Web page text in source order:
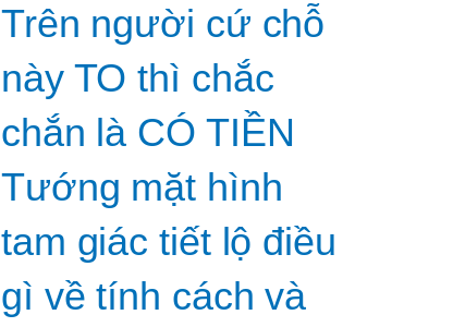
Trên người cứ chỗ
này TO thì chắc
chắn là CÓ TIỀN
Tướng mặt hình
tam giác tiết lộ điều
gì về tính cách và